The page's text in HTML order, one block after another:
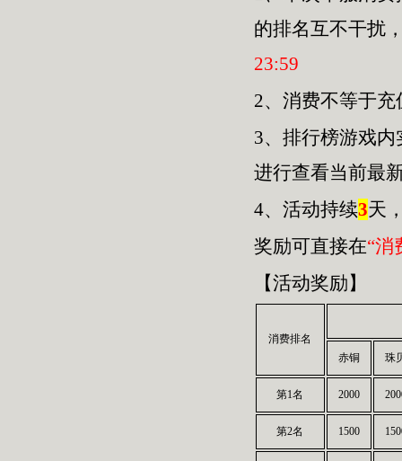
的排名互不干扰
23:59
2、消费不等于
3、排行榜游戏
进行查看当前最
4、活动持续3天
奖励可直接在“消
【活动奖励】
消费排名
赤铜
珠
第1名 2000
第2名 1500